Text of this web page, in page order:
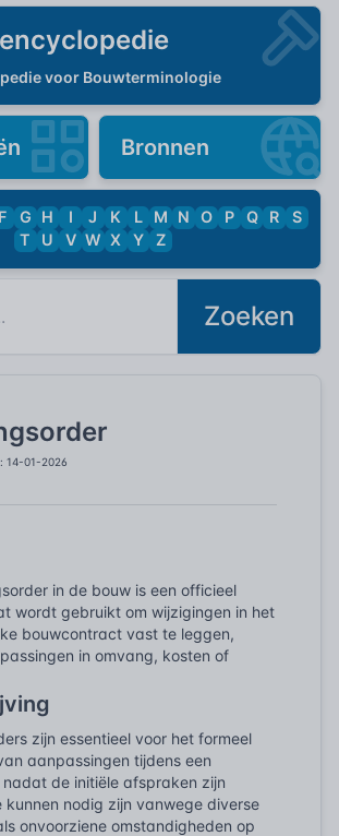
voor Bouwterminologie
Bronnen
F G H I J K L M N O P Q R
S
T
U V W X Y Z
Zoeken
14-01-2026
in de bouw is een officieel
wordt gebruikt om wijzigingen in het
bouwcontract vast te leggen,
in omvang, kosten of
zijn essentieel voor het formeel
aanpassingen tijdens een
de initiële afspraken zijn
nodig zijn vanwege diverse
onvoorziene omstandigheden op